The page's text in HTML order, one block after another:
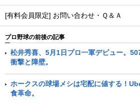
[有料会員限定] お問い合わせ・Ｑ＆Ａ
プロ野球の前後の記事
松井秀喜、5月1日プロ一軍デビュー。
衝撃と障壁。
ホークスの球場メシは宅配に値する！
食革命。